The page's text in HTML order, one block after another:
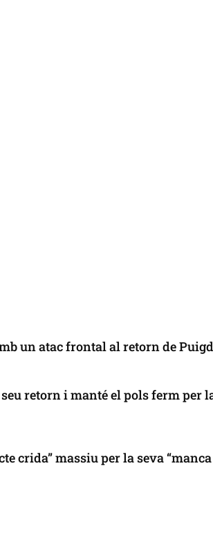
un atac frontal al retorn de
retorn i manté el pols ferm per
crida” massiu per la seva